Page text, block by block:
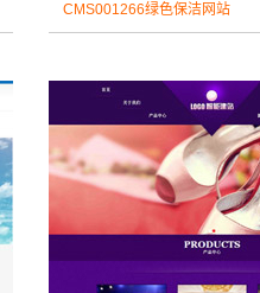
CMS001266绿色保洁网站